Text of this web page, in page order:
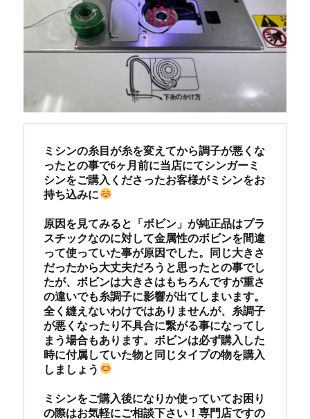
ミシンの糸目が糸を変えてから調子が悪くな
ったとの事で6ヶ月前に当店にてシンガーミ
シンをご購入くださったお客様がミシンをお
持ち込みに
原因を見てみると「ボビン」が純正品はプラ
スチックなのに対して金属性のボビンを間違
って使っていた事が原因でした。同じ大きさ
だったから大丈夫だろうと思ったとの事でし
たが、ボビンは大きさはもちろんですが重さ
の違いでも糸調子に影響が出てしまいます。
全く縫えないわけではありませんが、糸調子
が悪くなったり不具合に繋がる事になってし
まう場合もあります。ボビンは必ず購入した
時に付属していた物と同じタイプの物を購入
しましょう
ミシンをご購入後になりか使っていてお困り
の際はお気軽にご相談下さい！専門店ですの